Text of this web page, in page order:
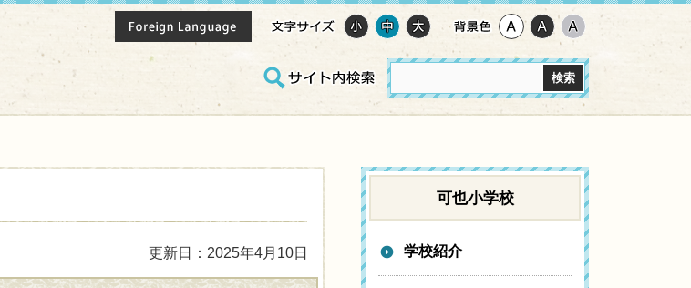
更新日：2025年4月10日
可也小学校
学校紹介